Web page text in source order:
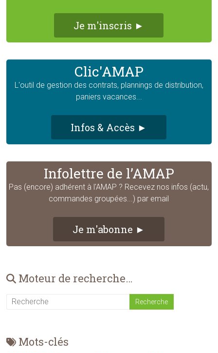
Je m'inscris ►
Clic'AMAP
L'outil de gestion des contrats, plannings de distribution,
paniers vacances...
Infos & Accès ►
Infolettre de l’AMAP
Pas (encore) adhérent à l'AMAP ? Recevez nos infos (actu,
commandes groupées...) par email
Je m'abonne ►
Moteur de recherche…
Mots-clés